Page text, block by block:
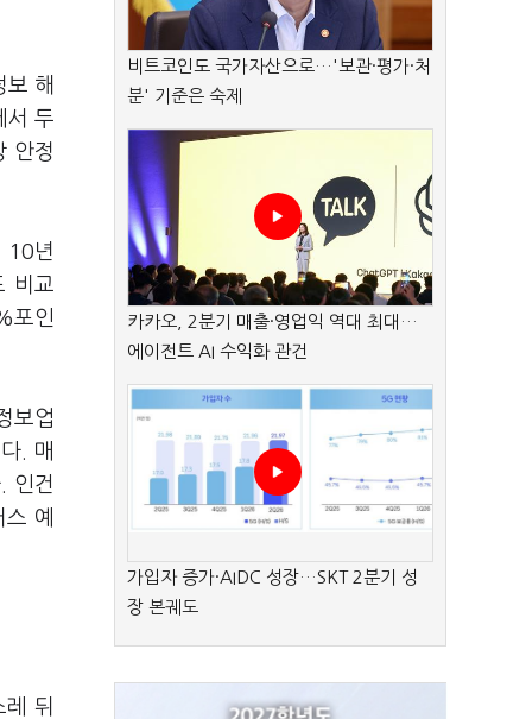
해
서 두
안정
10년
비교
포인
보업
. 매
인건
예
뒤
비트코인도 국가자산으로…'보관·평가·처
분' 기준은 숙제
카카오, 2분기 매출·영업익 역대 최대…
에이전트 AI 수익화 관건
가입자 증가·AIDC 성장…SKT 2분기 성
장 본궤도